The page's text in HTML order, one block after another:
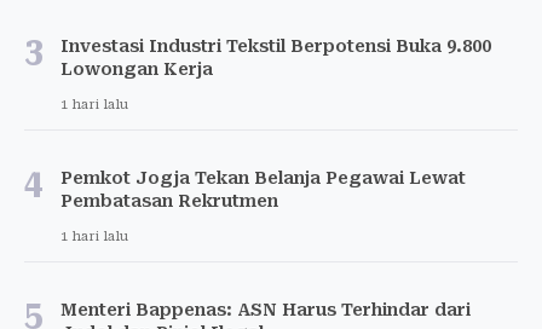
3
Investasi Industri Tekstil Berpotensi Buka 9.800
Lowongan Kerja
1 hari lalu
4
Pemkot Jogja Tekan Belanja Pegawai Lewat
Pembatasan Rekrutmen
1 hari lalu
5
Menteri Bappenas: ASN Harus Terhindar dari